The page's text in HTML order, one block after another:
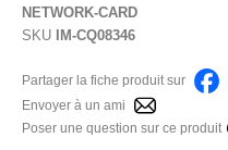
NETWORK-CARD
SKU
IM-CQ08346
Partager la fiche produit sur
Envoyer à un ami
Poser une question sur ce produit